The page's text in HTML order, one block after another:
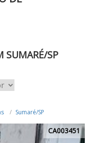
SUMARÉ/SP
Sumaré/SP
CA003451